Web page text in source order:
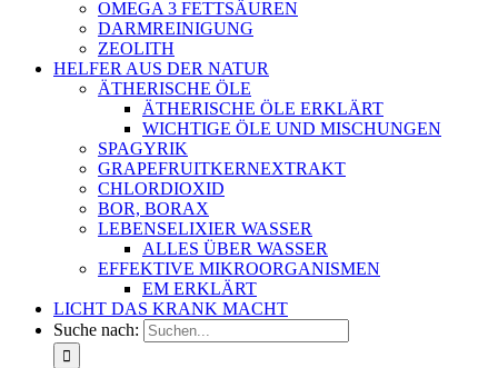
OMEGA 3 FETTSÄUREN
DARMREINIGUNG
ZEOLITH
HELFER AUS DER NATUR
ÄTHERISCHE ÖLE
ÄTHERISCHE ÖLE ERKLÄRT
WICHTIGE ÖLE UND MISCHUNGEN
SPAGYRIK
GRAPEFRUITKERNEXTRAKT
CHLORDIOXID
BOR, BORAX
LEBENSELIXIER WASSER
ALLES ÜBER WASSER
EFFEKTIVE MIKROORGANISMEN
EM ERKLÄRT
LICHT DAS KRANK MACHT
Suche nach: